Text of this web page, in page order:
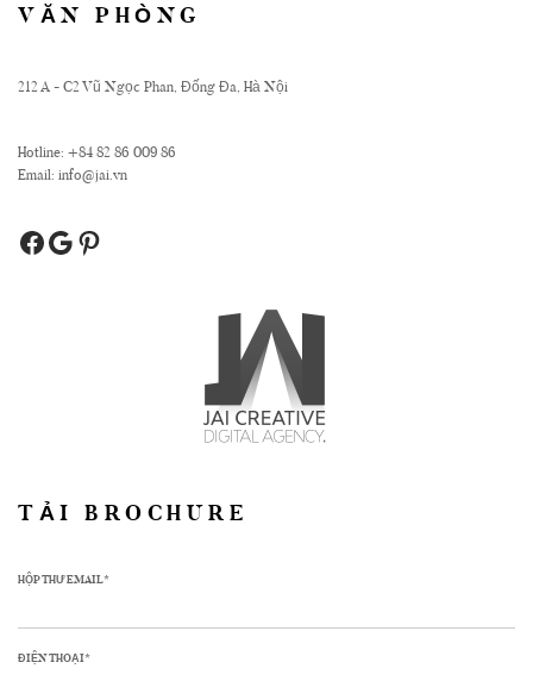
VĂN PHÒNG
212 A - C2 Vũ Ngọc Phan, Đống Đa, Hà Nội
Hotline: +84 82 86 009 86
Email: info@jai.vn
TẢI BROCHURE
HỘP THƯ EMAIL*
ĐIỆN THOẠI*